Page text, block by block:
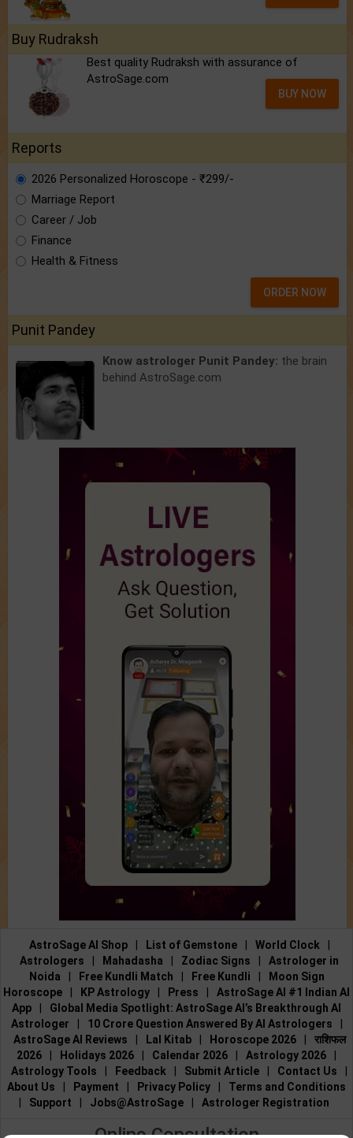
Buy Rudraksh
Best quality Rudraksh with assurance of
AstroSage.com
BUY NOW
Reports
2026 Personalized Horoscope - ₹299/-
Marriage Report
Career / Job
Finance
Health & Fitness
ORDER NOW
Punit Pandey
Know astrologer Punit Pandey: the brain
behind AstroSage.com
AstroSage AI Shop List of Gemstone World Clock
Astrologers
Mahadasha Zodiac Signs
Astrologer in
Noida
Free Kundli Match Free Kundli
Moon Sign
Horoscope
KP Astrology Press
AstroSage AI #1 Indian AI
App
Global Media Spotlight: AstroSage AI’s Breakthrough AI
Astrologer
10 Crore Question Answered By AI Astrologers
AstroSage AI Reviews
Lal Kitab Horoscope 2026
राशिफल
2026
Holidays 2026 Calendar 2026 Astrology 2026
Astrology Tools
Feedback Submit Article Contact Us
About Us
Payment Privacy Policy
Terms and Conditions
Support Jobs@AstroSage Astrologer Registration